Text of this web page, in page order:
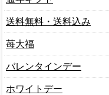
送料無料・送料込み
苺大福
バレンタインデー
ホワイトデー